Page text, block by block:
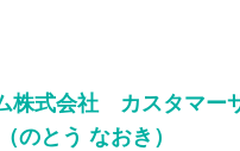
株式会社 カスタマー
のとう なおき）